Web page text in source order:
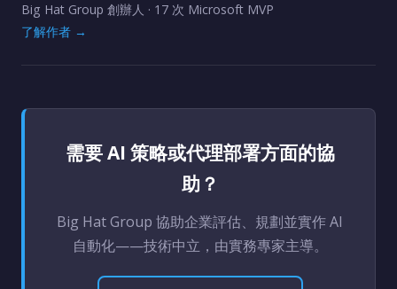
Big Hat Group 創辦人 · 17 次 Microsoft MVP
了解作者 →
需要 AI 策略或代理部署方面的協
助？
Big Hat Group 協助企業評估、規劃並實作 AI
自動化——技術中立，由實務專家主導。